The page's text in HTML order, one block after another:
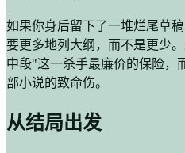
如果你身后留下了一堆烂尾草
要更多地列大纲，而不是更少
中段"这一杀手最廉价的保险，
部小说的致命伤。
从结局出发